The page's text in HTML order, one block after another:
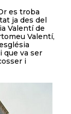
es troba
ja des del
Valentí de
Valentí,
que va ser
i